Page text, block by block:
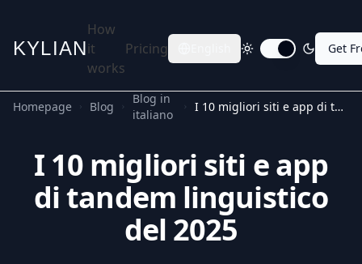
KYLIAN
How
it
works
Pricing Toggle dark mode
Get
Homepage Blog
Blog in
italiano
I 10 migliori siti e app di tandem linguistico del 2025
I 10 migliori siti e app
di tandem linguistico
del 2025